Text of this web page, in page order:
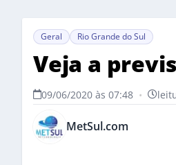
Geral Rio Grande do Sul
Veja a
09/06/2020 às 07:48 •
MetSul.com